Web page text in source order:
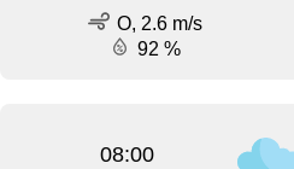
O, 2.6 m/s
92 %
08:00